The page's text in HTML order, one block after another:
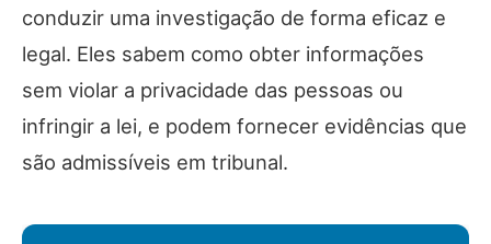
conduzir uma investigação de forma eficaz e
legal. Eles sabem como obter informações
sem violar a privacidade das pessoas ou
infringir a lei, e podem fornecer evidências que
são admissíveis em tribunal.